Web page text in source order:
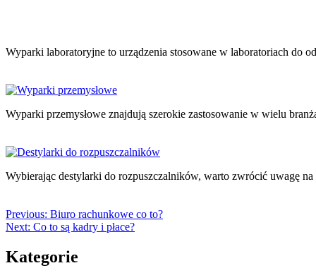
Wyparki laboratoryjne to urządzenia stosowane w laboratoriach
Wyparki przemysłowe znajdują szerokie zastosowanie w wielu
Wybierając destylarki do rozpuszczalników, warto zwrócić uwagę
Previous: Biuro rachunkowe co to?
Next: Co to są kadry i płace?
Kategorie